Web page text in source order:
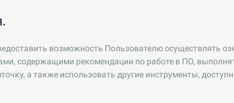
возможность Пользователю осуществлять
содержащими рекомендации по работе в ПО,
а также использовать другие инструменты,